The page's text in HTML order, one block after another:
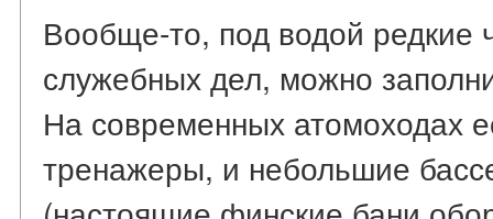
Вообще-то, под водой редкие
служебных дел, можно
На современных атомоходах
тренажеры, и небольшие